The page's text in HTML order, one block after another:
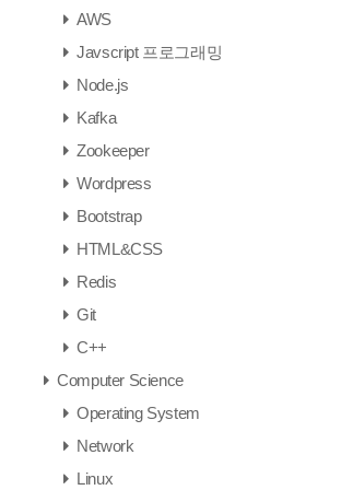
AWS
Javscript 프로그래밍
Node.js
Kafka
Zookeeper
Wordpress
Bootstrap
HTML&CSS
Redis
Git
C++
Computer Science
Operating System
Network
Linux